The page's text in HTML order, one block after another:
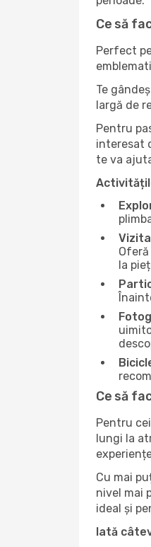
Ce să
Perfect
Te
largă de
Pentru
interesat
te va
la
Ce să
Pentru
lungi la
Cu mai
nivel mai
ideal și
Iată